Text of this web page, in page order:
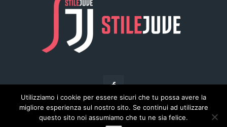
Utilizziamo i cookie per essere sicuri che tu possa avere la
migliore esperienza sul nostro sito. Se continui ad utilizzare
questo sito noi assumiamo che tu ne sia felice.